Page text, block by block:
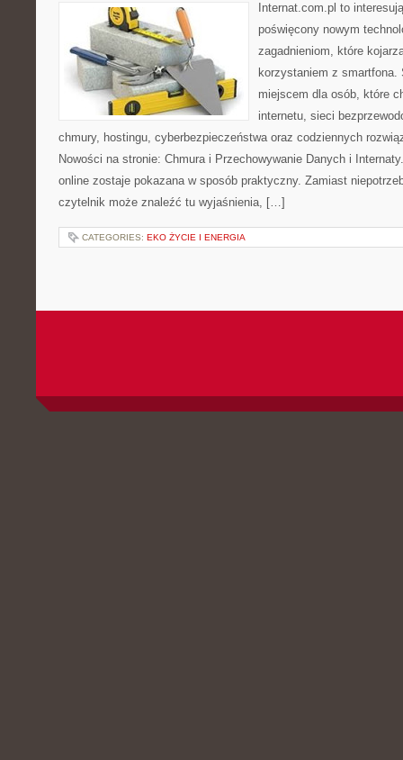
Internat.com.pl to
poświęcony nowym
zagadnieniom, które
korzystaniem z
miejscem dla osób, które
internetu, sieci
chmury, hostingu, cyberbezpieczeństwa oraz codziennych
Nowości na stronie: Chmura i Przechowywanie Danych i
online zostaje pokazana w sposób praktyczny. Zamiast
czytelnik może znaleźć tu wyjaśnienia, […]
CATEGORIES: EKO ŻYCIE I ENERGIA